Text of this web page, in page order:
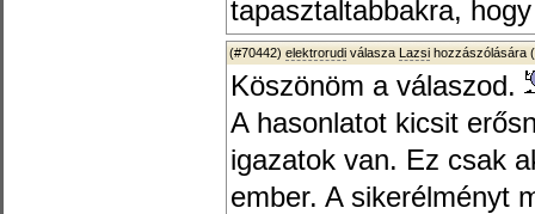
tapasztaltabbakra,
(#70442) elektrorudi válasza Lazsi hozzászólására (
Köszönöm a válaszod.
A hasonlatot kicsit
igazatok van. Ez csak
ember. A sikerélményt